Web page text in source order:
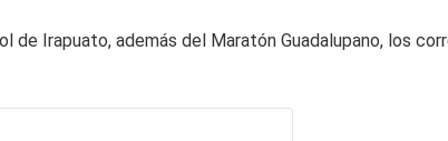
de Irapuato, además del Maratón Guadalupano, los